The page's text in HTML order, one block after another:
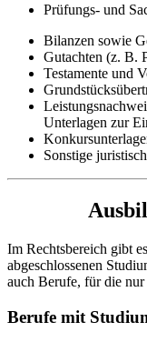
Prüfungs- und
Bilanzen sowie
Gutachten (z. B.
Testamente und
Unterlagen zur
Sonstige
Im Rechtsbereich gibt
abgeschlossenen
auch Berufe, für die
Berufe mit